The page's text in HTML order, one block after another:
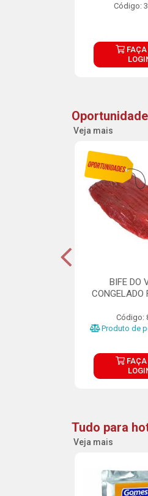
Código:
FAÇA
Veja mais
BIFE DO
CONGELADO
Código:
Produto de
FAÇA
Tudo para
Veja mais